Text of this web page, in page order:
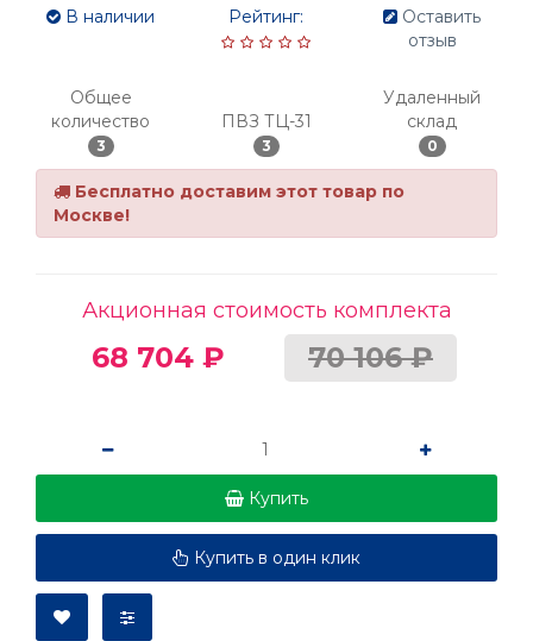
В наличии
Общее
количество
3
Рейтинг:
ПВЗ ТЦ-31
3
Оставить
отзыв
Удаленный
склад
0
Бесплатно доставим этот товар по
Москве!
Акционная стоимость комплекта
68 704 ₽ 70 106 ₽
Купить
Купить в один клик